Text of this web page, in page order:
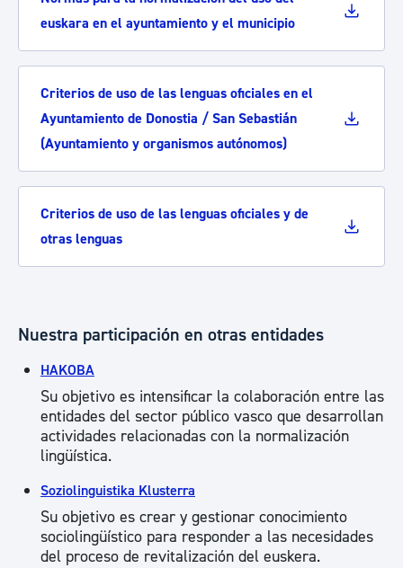
euskara en el ayuntamiento y el municipio
Criterios de uso de las lenguas oficiales en el
Ayuntamiento de Donostia / San Sebastián
(Ayuntamiento y organismos autónomos)
Criterios de uso de las lenguas oficiales y de
otras lenguas
Nuestra participación en otras entidades
HAKOBA
Su objetivo es intensificar la colaboración entre las
entidades del sector público vasco que desarrollan
actividades relacionadas con la normalización
lingüística.
Soziolinguistika Klusterra
Su objetivo es crear y gestionar conocimiento
sociolingüístico para responder a las necesidades
del proceso de revitalización del euskera.